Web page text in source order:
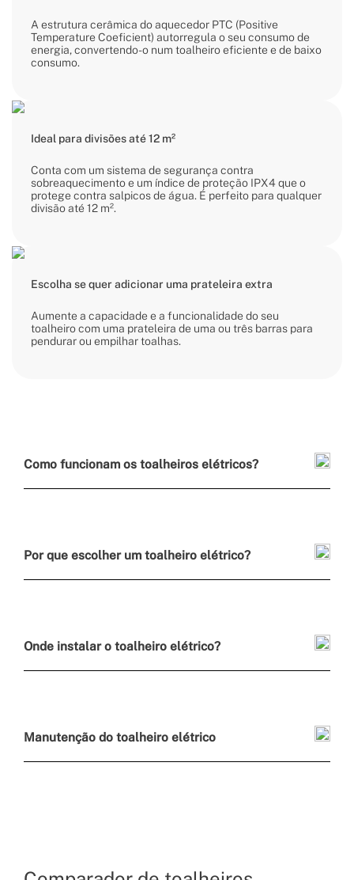
A estrutura cerâmica do aquecedor PTC (Positive
Temperature Coeficient) autorregula o seu consumo de
energia, convertendo-o num toalheiro eficiente e de baixo
consumo.
Ideal para divisões até 12 m²
Conta com um sistema de segurança contra
sobreaquecimento e um índice de proteção IPX4 que o
protege contra salpicos de água. É perfeito para qualquer
divisão até 12 m².
Escolha se quer adicionar uma prateleira extra
Aumente a capacidade e a funcionalidade do seu
toalheiro com uma prateleira de uma ou três barras para
pendurar ou empilhar toalhas.
Como funcionam os toalheiros elétricos?
Por que escolher um toalheiro elétrico?
Onde instalar o toalheiro elétrico?
Manutenção do toalheiro elétrico